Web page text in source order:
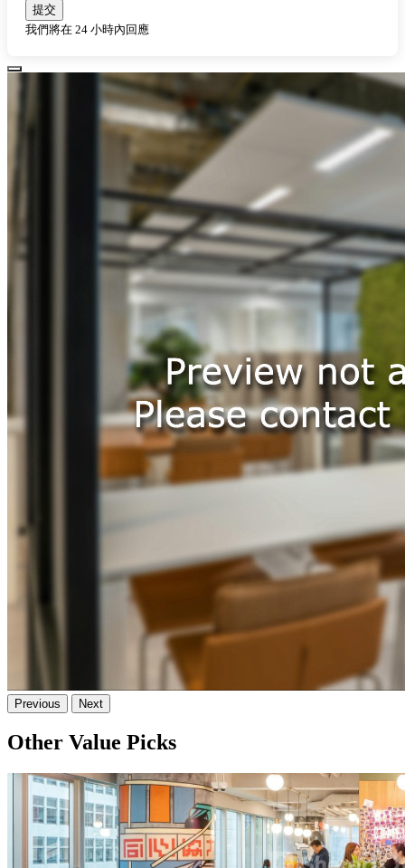
提交
我們將在 24 小時內回應
Previous Next
Other Value Picks